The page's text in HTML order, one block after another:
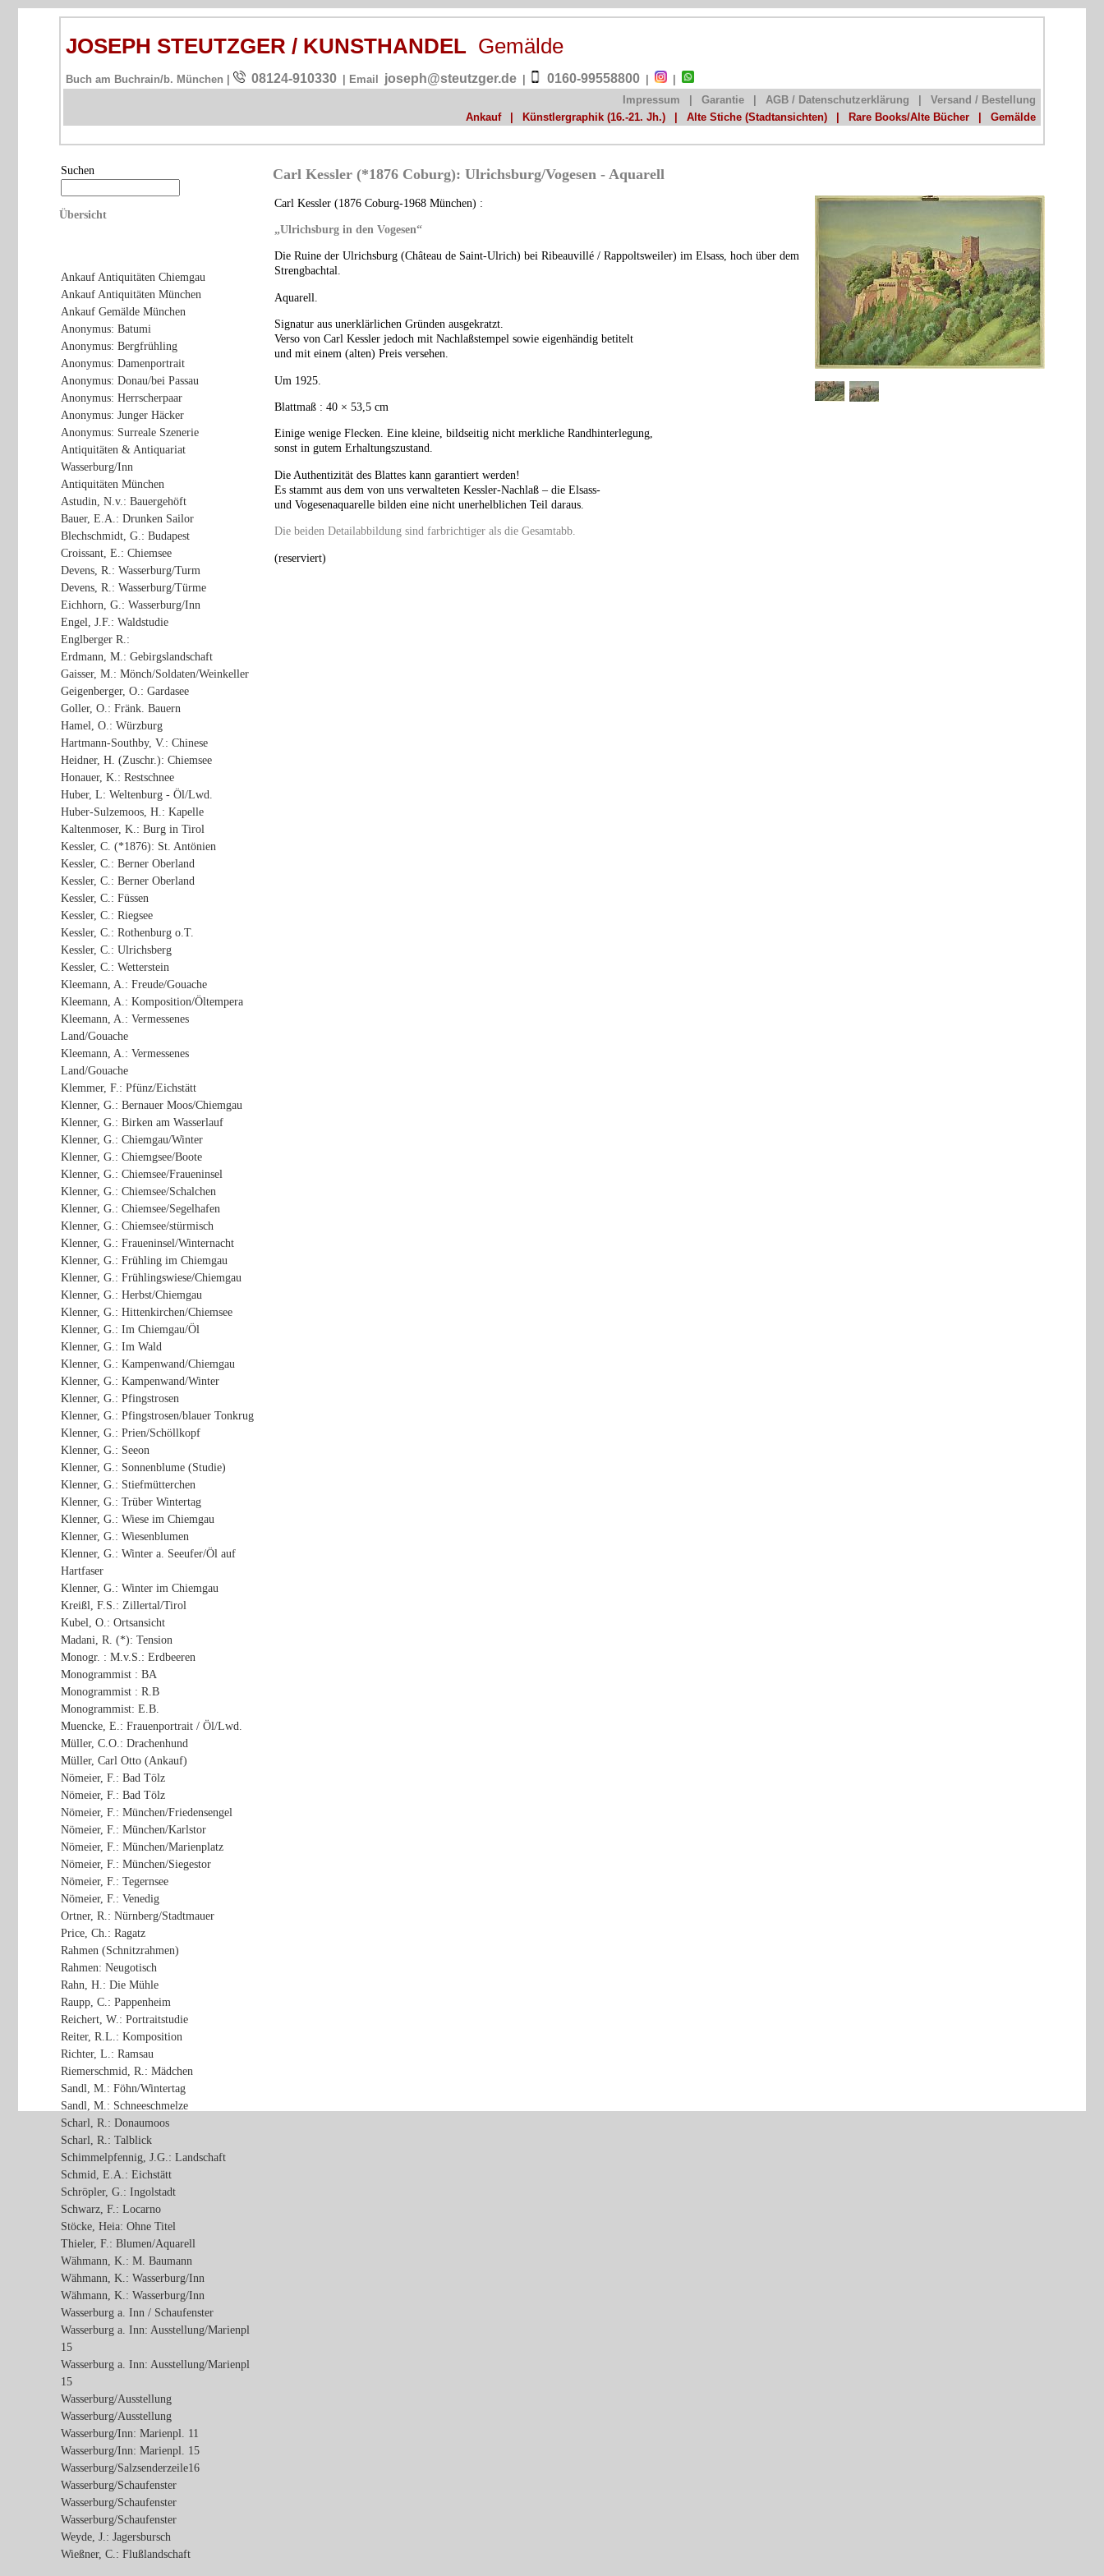
JOSEPH STEUTZGER / KUNSTHANDEL Gemälde
Buch am Buchrain/b. München | 08124-910330 | Email joseph@steutzger.de 0160-99558800
Impressum
Garantie AGB / Datenschutzerklärung
Versand / Bestellung
Ankauf
Künstlergraphik (16.-21. Jh.) Alte Stiche (Stadtansichten) Rare Books/Alte Bücher Gemälde
Suchen
Übersicht
Ankauf Antiquitäten Chiemgau
Ankauf Antiquitäten München
Ankauf Gemälde München
Anonymus: Batumi
Anonymus: Bergfrühling
Anonymus: Damenportrait
Anonymus: Donau/bei Passau
Anonymus: Herrscherpaar
Anonymus: Junger Häcker
Anonymus: Surreale Szenerie
Antiquitäten & Antiquariat
Wasserburg/Inn
Antiquitäten München
Astudin, N.v.: Bauergehöft
Bauer, E.A.: Drunken Sailor
Blechschmidt, G.: Budapest
Croissant, E.: Chiemsee
Devens, R.: Wasserburg/Turm
Devens, R.: Wasserburg/Türme
Eichhorn, G.: Wasserburg/Inn
Engel, J.F.: Waldstudie
Englberger R.:
Erdmann, M.: Gebirgslandschaft
Gaisser, M.: Mönch/Soldaten/Weinkeller
Geigenberger, O.: Gardasee
Goller, O.: Fränk. Bauern
Hamel, O.: Würzburg
Hartmann-Southby, V.: Chinese
Heidner, H. (Zuschr.): Chiemsee
Honauer, K.: Restschnee
Huber, L: Weltenburg - Öl/Lwd.
Huber-Sulzemoos, H.: Kapelle
Kaltenmoser, K.: Burg in Tirol
Kessler, C. (*1876): St. Antönien
Kessler, C.: Berner Oberland
Kessler, C.: Berner Oberland
Kessler, C.: Füssen
Kessler, C.: Riegsee
Kessler, C.: Rothenburg o.T.
Kessler, C.: Ulrichsberg
Kessler, C.: Wetterstein
Kleemann, A.: Freude/Gouache
Kleemann, A.: Komposition/Öltempera
Kleemann, A.: Vermessenes
Land/Gouache
Kleemann, A.: Vermessenes
Land/Gouache
Klemmer, F.: Pfünz/Eichstätt
Klenner, G.: Bernauer Moos/Chiemgau
Klenner, G.: Birken am Wasserlauf
Klenner, G.: Chiemgau/Winter
Klenner, G.: Chiemgsee/Boote
Klenner, G.: Chiemsee/Fraueninsel
Klenner, G.: Chiemsee/Schalchen
Klenner, G.: Chiemsee/Segelhafen
Klenner, G.: Chiemsee/stürmisch
Klenner, G.: Fraueninsel/Winternacht
Klenner, G.: Frühling im Chiemgau
Klenner, G.: Frühlingswiese/Chiemgau
Klenner, G.: Herbst/Chiemgau
Klenner, G.: Hittenkirchen/Chiemsee
Klenner, G.: Im Chiemgau/Öl
Klenner, G.: Im Wald
Klenner, G.: Kampenwand/Chiemgau
Klenner, G.: Kampenwand/Winter
Klenner, G.: Pfingstrosen
Klenner, G.: Pfingstrosen/blauer Tonkrug
Klenner, G.: Prien/Schöllkopf
Klenner, G.: Seeon
Klenner, G.: Sonnenblume (Studie)
Klenner, G.: Stiefmütterchen
Klenner, G.: Trüber Wintertag
Klenner, G.: Wiese im Chiemgau
Klenner, G.: Wiesenblumen
Klenner, G.: Winter a. Seeufer/Öl auf
Hartfaser
Klenner, G.: Winter im Chiemgau
Kreißl, F.S.: Zillertal/Tirol
Kubel, O.: Ortsansicht
Madani, R. (*): Tension
Monogr. : M.v.S.: Erdbeeren
Monogrammist : BA
Monogrammist : R.B
Monogrammist: E.B.
Muencke, E.: Frauenportrait / Öl/Lwd.
Müller, C.O.: Drachenhund
Müller, Carl Otto (Ankauf)
Nömeier, F.: Bad Tölz
Nömeier, F.: Bad Tölz
Nömeier, F.: München/Friedensengel
Nömeier, F.: München/Karlstor
Nömeier, F.: München/Marienplatz
Nömeier, F.: München/Siegestor
Nömeier, F.: Tegernsee
Nömeier, F.: Venedig
Ortner, R.: Nürnberg/Stadtmauer
Price, Ch.: Ragatz
Rahmen (Schnitzrahmen)
Rahmen: Neugotisch
Rahn, H.: Die Mühle
Raupp, C.: Pappenheim
Reichert, W.: Portraitstudie
Reiter, R.L.: Komposition
Richter, L.: Ramsau
Riemerschmid, R.: Mädchen
Sandl, M.: Föhn/Wintertag
Sandl, M.: Schneeschmelze
Scharl, R.: Donaumoos
Scharl, R.: Talblick
Schimmelpfennig, J.G.: Landschaft
Schmid, E.A.: Eichstätt
Schröpler, G.: Ingolstadt
Schwarz, F.: Locarno
Stöcke, Heia: Ohne Titel
Thieler, F.: Blumen/Aquarell
Wähmann, K.: M. Baumann
Wähmann, K.: Wasserburg/Inn
Wähmann, K.: Wasserburg/Inn
Wasserburg a. Inn / Schaufenster
Wasserburg a. Inn: Ausstellung/Marienpl
15
Wasserburg a. Inn: Ausstellung/Marienpl
15
Wasserburg/Ausstellung
Wasserburg/Ausstellung
Wasserburg/Inn: Marienpl. 11
Wasserburg/Inn: Marienpl. 15
Wasserburg/Salzsenderzeile16
Wasserburg/Schaufenster
Wasserburg/Schaufenster
Wasserburg/Schaufenster
Weyde, J.: Jagersbursch
Wießner, C.: Flußlandschaft
Carl Kessler (*1876 Coburg): Ulrichsburg/Vogesen - Aquarell
Carl Kessler (1876 Coburg-1968 München) :
„Ulrichsburg in den Vogesen“
Die Ruine der Ulrichsburg (Château de Saint-Ulrich) bei Ribeauvillé / Rappoltsweiler) im Elsass, hoch über dem
Strengbachtal.
Aquarell.
Signatur aus unerklärlichen Gründen ausgekratzt.
Verso von Carl Kessler jedoch mit Nachlaßstempel sowie eigenhändig betitelt
und mit einem (alten) Preis versehen.
Um 1925.
Blattmaß : 40 × 53,5 cm
Einige wenige Flecken. Eine kleine, bildseitig nicht merkliche Randhinterlegung,
sonst in gutem Erhaltungszustand.
Die Authentizität des Blattes kann garantiert werden!
Es stammt aus dem von uns verwalteten Kessler-Nachlaß – die Elsass-
und Vogesenaquarelle bilden eine nicht unerhelblichen Teil daraus.
Die beiden Detailabbildung sind farbrichtiger als die Gesamtabb.
(reserviert)